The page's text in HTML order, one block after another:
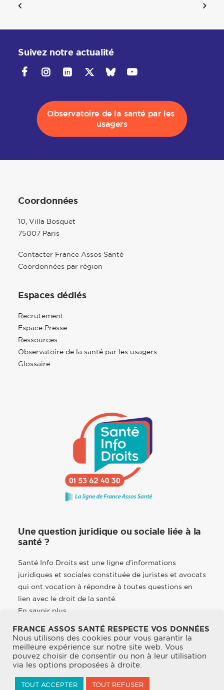
Suivez notre actualité
Observatoire de la santé par les
usagers
Coordonnées
10, Villa Bosquet
75007 Paris
Contacter France Assos Santé
Coordonnées par région
Espaces dédiés
Recrutement
Espace Presse
Ressources
Observatoire de la santé par les usagers
Glossaire
Une question juridique ou sociale liée à la
santé ?
Santé Info Droits est une ligne d’informations
juridiques et sociales constituée de juristes et avocats
qui ont vocation à répondre à toutes questions en
lien avec le droit de la santé.
En savoir plus
© 2026 France Assos Santé. | Tous droits réservés.
Mentions légales
FRANCE ASSOS SANTÉ RESPECTE VOS DONNÉES
Nous utilisons des cookies pour vous garantir la
meilleure expérience sur notre site web. Vous
pouvez choisir de consentir ou non à leur utilisation
via les options proposées à droite.
TOUT ACCEPTER TOUT REFUSER